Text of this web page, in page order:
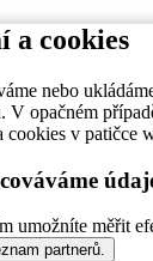
a cookies
nebo
V opačném
v patičce
umožníte měřit
partnerů.